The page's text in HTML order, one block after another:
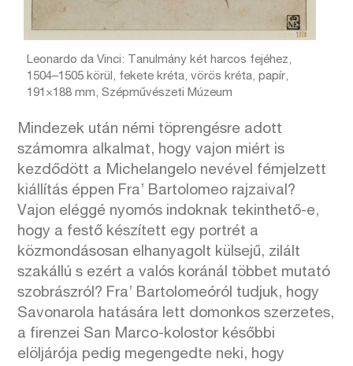
Leonardo da Vinci: Tanulmány két harcos fejéhez,
1504–1505 körül, fekete kréta, vörös kréta, papír,
191×188 mm, Szépművészeti Múzeum
Mindezek után némi töprengésre adott
számomra alkalmat, hogy vajon miért is
kezdődött a Michelangelo nevével fémjelzett
kiállítás éppen Fra’ Bartolomeo rajzaival?
Vajon eléggé nyomós indoknak tekinthető-e,
hogy a festő készített egy portrét a
közmondásosan elhanyagolt külsejű, zilált
szakállú s ezért a valós koránál többet mutató
szobrászról? Fra’ Bartolomeóról tudjuk, hogy
Savonarola hatására lett domonkos szerzetes,
a firenzei San Marco-kolostor későbbi
elöljárója pedig megengedte neki, hogy